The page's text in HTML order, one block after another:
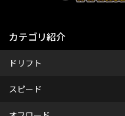
カテゴリ紹介
ドリフト
スピード